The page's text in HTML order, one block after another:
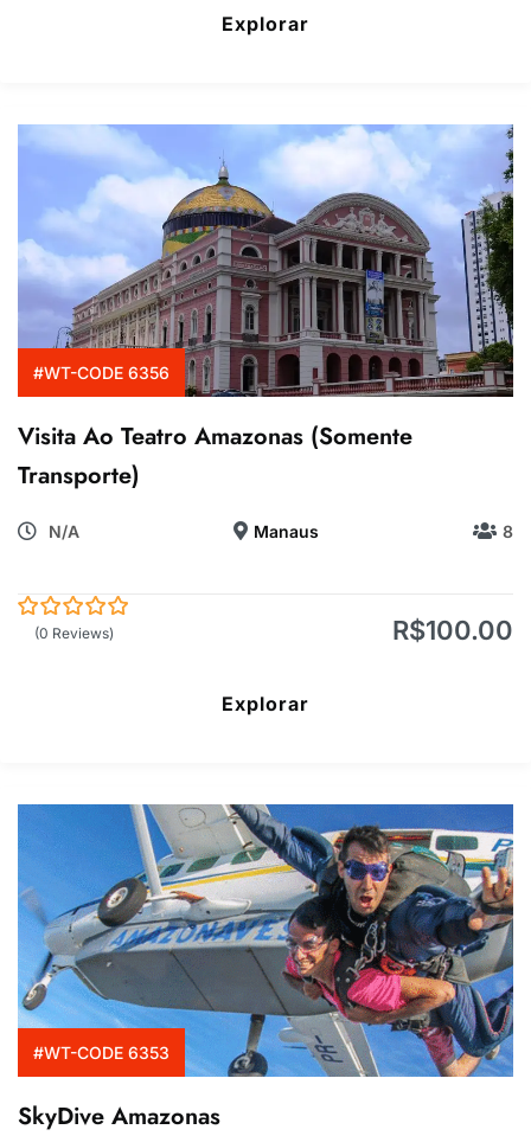
Explorar
#WT-CODE 6356
Visita Ao Teatro Amazonas (Somente
Transporte)
N/A Manaus 8
R$100.00
(0 Reviews)
Explorar
#WT-CODE 6353
SkyDive Amazonas